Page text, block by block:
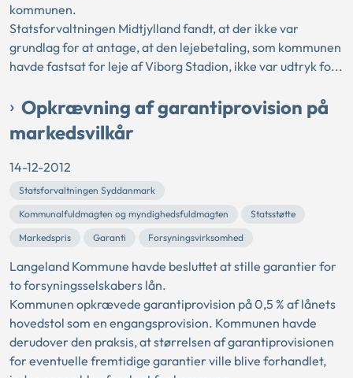
kommunen.
Statsforvaltningen Midtjylland fandt, at der ikke var
grundlag for at antage, at den lejebetaling, som kommunen
havde fastsat for leje af Viborg Stadion, ikke var udtryk fo...
Opkrævning af garantiprovision på
markedsvilkår
14-12-2012
Statsforvaltningen Syddanmark
Kommunalfuldmagten og myndighedsfuldmagten
Statsstøtte
Markedspris
Garanti Forsyningsvirksomhed
Langeland Kommune havde besluttet at stille garantier for
to forsyningsselskabers lån.
Kommunen opkrævede garantiprovision på 0,5 % af lånets
hovedstol som en engangsprovision. Kommunen havde
derudover den praksis, at størrelsen af garantiprovisionen
for eventuelle fremtidige garantier ville blive forhandlet,